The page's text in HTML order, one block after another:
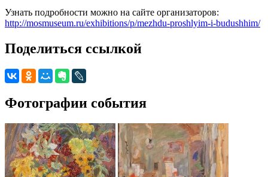
Узнать подробности можно на сайте организаторов:
http://mosmuseum.ru/exhibitions/p/mezhdu-proshlyim-i-budushhim/
Поделиться ссылкой
Фотографии события